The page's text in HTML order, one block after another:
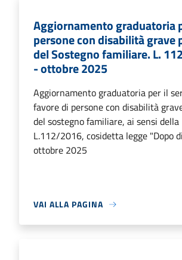
Aggiornamento graduatoria
persone con disabilità grave
del Sostegno familiare. L.
- ottobre 2025
Aggiornamento graduatoria per il
favore di persone con disabilità
del sostegno familiare, ai sensi della
L.112/2016, cosidetta legge "Dopo
ottobre 2025
VAI ALLA PAGINA